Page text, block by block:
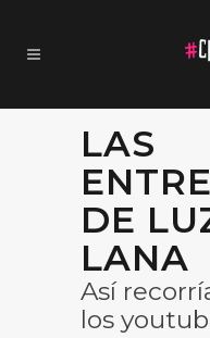
LAS
DE
LANA
Así
los